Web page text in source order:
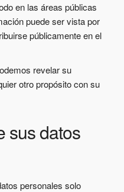
en las áreas públicas
puede ser vista por
públicamente en el
revelar su
otro propósito con su
sus datos
personales solo